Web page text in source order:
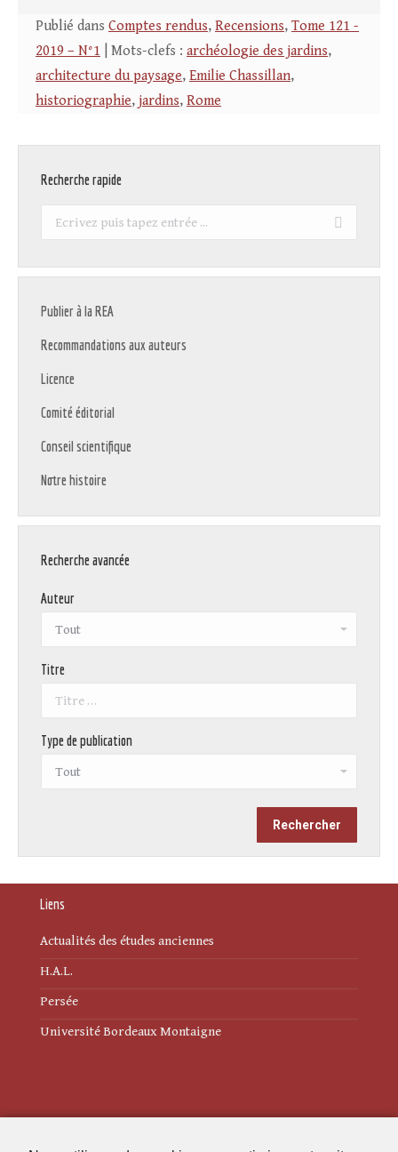
Publié dans Comptes rendus, Recensions, Tome 121 -
2019 – N°1 | Mots-clefs : archéologie des jardins,
architecture du paysage, Emilie Chassillan,
historiographie, jardins, Rome
Recherche rapide
Recherche
Publier à la REA
Recommandations aux auteurs
Licence
Comité éditorial
Conseil scientifique
Notre histoire
Recherche avancée
Auteur
Titre
Type de publication
Liens
Actualités des études anciennes
H.A.L.
Persée
Université Bordeaux Montaigne